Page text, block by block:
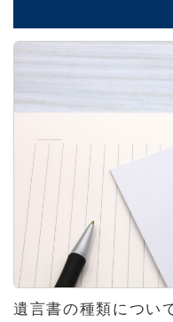
遺言書の種類につい